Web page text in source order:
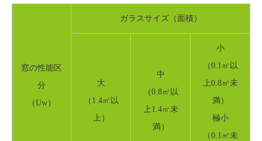
窓の性能区
分
（Uw）
ガラスサイズ（面積）
大
（1.4㎡以
上）
中
（0.8㎡以
上1.4㎡未
満）
小
（0.1㎡以
上0.8㎡未
満）
極小
（0.1㎡未